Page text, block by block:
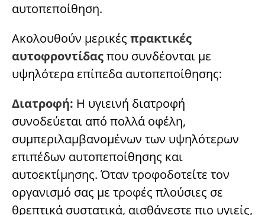
αυτοπεποίθηση.
Ακολουθούν μερικές πρακτικές
αυτοφροντίδαςπου συνδέονται με
υψηλότερα επίπεδα αυτοπεποίθησης:
Διατροφή: Η υγιεινή διατροφή
συνοδεύεται από πολλά οφέλη,
συμπεριλαμβανομένων των υψηλότερων
επιπέδων αυτοπεποίθησης και
αυτοεκτίμησης. Όταν τροφοδοτείτε τον
οργανισμό σας με τροφές πλούσιες σε
θρεπτικά συστατικά, αισθάνεστε πιο υγιείς,